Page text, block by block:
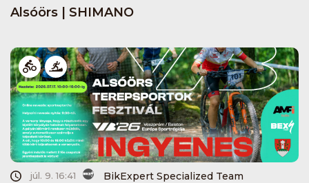
Alsóörs | SHIMANO
júl. 9. 16:41 BikExpert Specialized Team